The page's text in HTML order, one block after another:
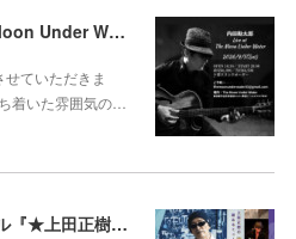
9月5日(土)渋谷神宮前 The Moon Under Water
ていただきま
着いた雰囲気の…
9月3日(木)中野ZERO小ホール『★上田正樹 77th "Kiju" Festival! ~上田正樹の喜寿を祝い、縁あるミュージシャンが集まる2日間~』